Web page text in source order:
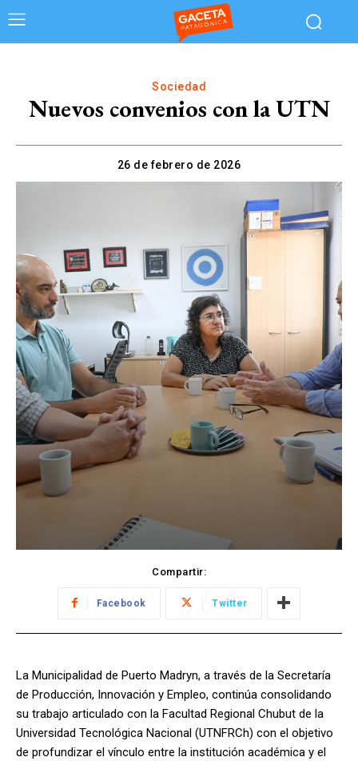
Sociedad
Nuevos convenios con la UTN
26 de febrero de 2026
Compartir:
Facebook Twitter
La Municipalidad de Puerto Madryn, a través de la Secretaría
de Producción, Innovación y Empleo, continúa consolidando
su trabajo articulado con la Facultad Regional Chubut de la
Universidad Tecnológica Nacional (UTNFRCh) con el objetivo
de profundizar el vínculo entre la institución académica y el